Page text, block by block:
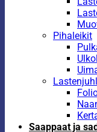
Pihaleikit
Saappaat ja